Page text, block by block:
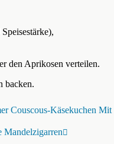
den Aprikosen verteilen.
backen.
Couscous-Käsekuchen Mit
Mandelzigarren